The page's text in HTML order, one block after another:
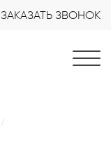
ЗАКАЗАТЬ ЗВОНОК